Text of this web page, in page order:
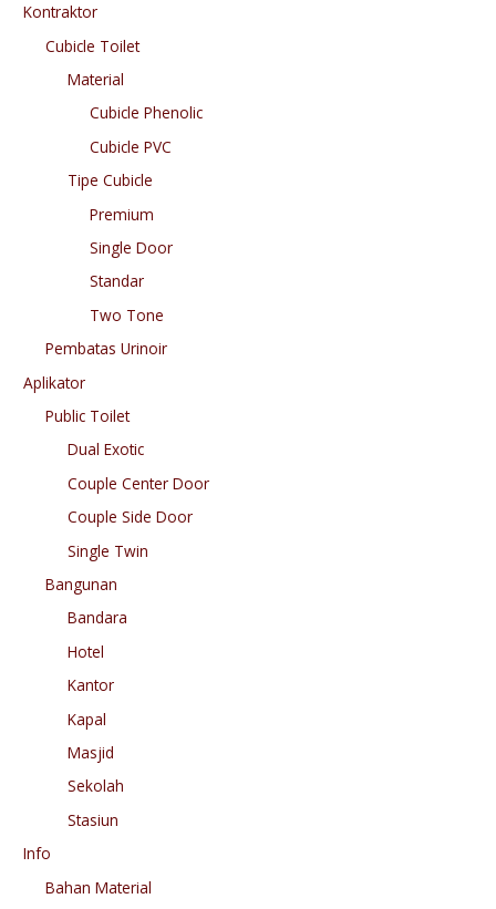
Kontraktor
Cubicle Toilet
Material
Cubicle Phenolic
Cubicle PVC
Tipe Cubicle
Premium
Single Door
Standar
Two Tone
Pembatas Urinoir
Aplikator
Public Toilet
Dual Exotic
Couple Center Door
Couple Side Door
Single Twin
Bangunan
Bandara
Hotel
Kantor
Kapal
Masjid
Sekolah
Stasiun
Info
Bahan Material